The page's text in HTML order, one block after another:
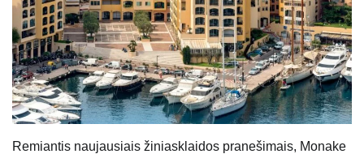
Remiantis naujausiais žiniasklaidos pranešimais, Monake